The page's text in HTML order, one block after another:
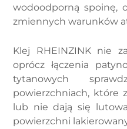
wodoodporną spoinę,
zmiennych warunków
Klej RHEINZINK nie
oprócz łączenia
tytanowych
powierzchniach, które
lub nie dają się
powierzchni